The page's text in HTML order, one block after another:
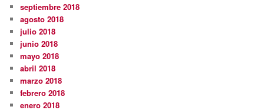
septiembre 2018
agosto 2018
julio 2018
junio 2018
mayo 2018
abril 2018
marzo 2018
febrero 2018
enero 2018